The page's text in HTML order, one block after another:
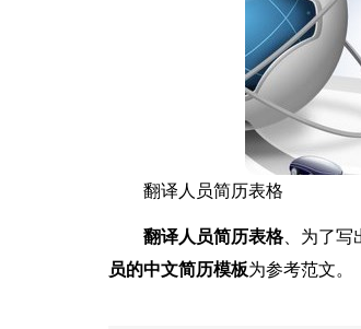
翻译人员简历表格
翻译人员简历表格、为了写
员的中文简历模板为参考范文。